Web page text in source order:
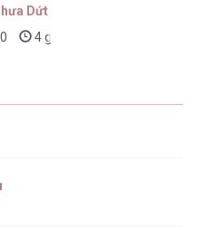
Dứt
0 4 giờ trước